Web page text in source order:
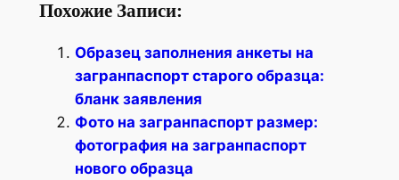
Похожие Записи:
Образец заполнения анкеты на
загранпаспорт старого образца:
бланк заявления
Фото на загранпаспорт размер:
фотография на загранпаспорт
нового образца